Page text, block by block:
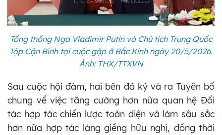
Tổng thống Nga Vladimir Putin và Chủ tịch Trung Quốc
Tập Cận Bình tại cuộc gặp ở Bắc Kinh ngày 20/5/2026.
Ảnh: THX/TTXVN
Sau cuộc hội đàm, hai bên đã ký và ra Tuyên bố
chung về việc tăng cường hơn nữa quan hệ Đối
tác hợp tác chiến lược toàn diện và làm sâu sắc
hơn nữa hợp tác láng giềng hữu nghị, đồng thời